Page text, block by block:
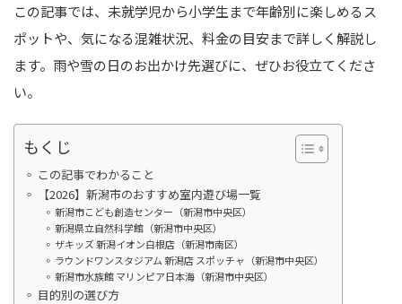
この記事では、未就学児から小学生まで年齢別に楽しめるス
ポットや、気になる混雑状況、料金の目安まで詳しく解説し
ます。雨や雪の日のお出かけ先選びに、ぜひお役立てくださ
い。
もくじ
この記事でわかること
【2026】新潟市のおすすめ室内遊び場一覧
新潟市こども創造センター（新潟市中央区）
新潟県立自然科学館（新潟市中央区）
ザキッズ 新潟イオン白根店（新潟市南区）
ラウンドワンスタジアム 新潟店 スポッチャ（新潟市中央区）
新潟市水族館 マリンピア日本海（新潟市中央区）
目的別の選び方